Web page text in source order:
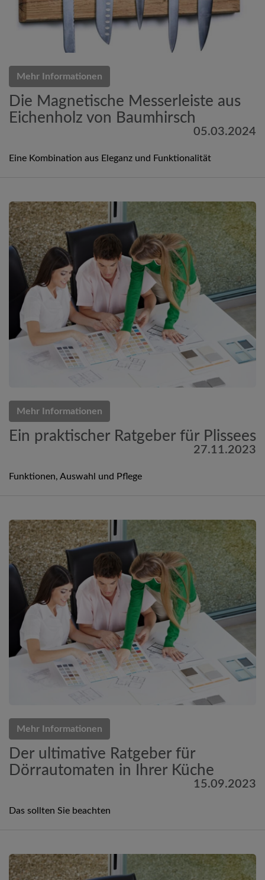
Mehr Informationen
Die Magnetische Messerleiste aus
Eichenholz von Baumhirsch
05.03.2024
Eine Kombination aus Eleganz und Funktionalität
Mehr Informationen
Ein praktischer Ratgeber für Plissees
27.11.2023
Funktionen, Auswahl und Pflege
Mehr Informationen
Der ultimative Ratgeber für
Dörrautomaten in Ihrer Küche
15.09.2023
Das sollten Sie beachten